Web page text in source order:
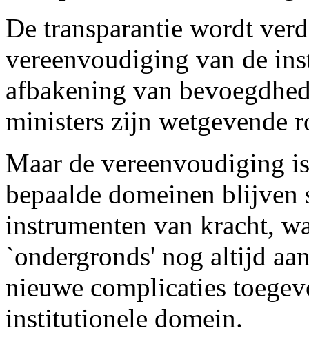
De transparantie wordt
vereenvoudiging van de
afbakening van
ministers zijn wetgevende
Maar de vereenvoudiging
bepaalde domeinen blijven
instrumenten van kracht,
`ondergronds' nog altijd
nieuwe complicaties
institutionele domein.